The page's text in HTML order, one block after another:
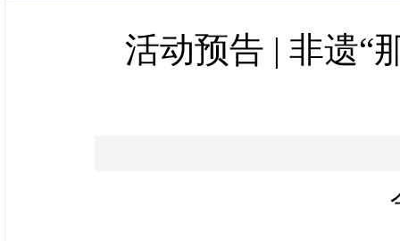
活动预告 | 非遗“